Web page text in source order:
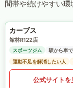
間帯や続けやすい環
カーブス
館林R122店
スポーツジム
駅から車
運動不足を解消したい人
公式サイトを